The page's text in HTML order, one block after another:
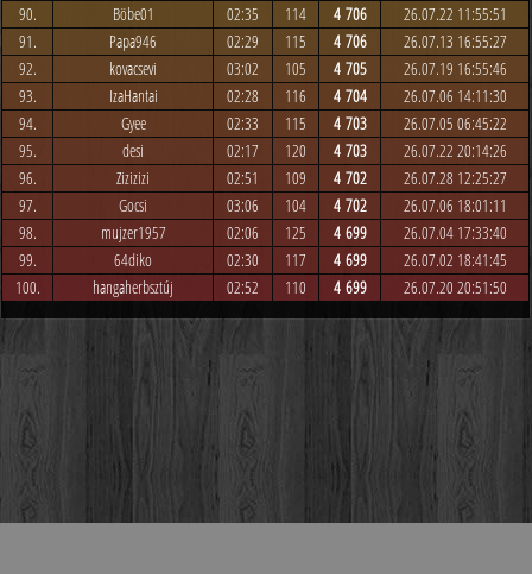
90.
Böbe01 02:35 114 4 706
26.07.22 11:55:51
91.
Papa946 02:29 115 4 706
26.07.13 16:55:27
92.
kovacsevi 03:02 105 4 705
26.07.19 16:55:46
93.
IzaHantai 02:28 116 4 704
26.07.06 14:11:30
94.
Gyee 02:33 115 4 703
26.07.05 06:45:22
95.
desi 02:17 120 4 703
26.07.22 20:14:26
96.
Zizizizi 02:51 109 4 702
26.07.28 12:25:27
97.
Gocsi 03:06 104 4 702
26.07.06 18:01:11
98.
mujzer1957 02:06 125 4 699
26.07.04 17:33:40
99.
64diko 02:30 117 4 699
26.07.02 18:41:45
100.
hangaherbsztúj 02:52 110 4 699 26.07.20 20:51:50